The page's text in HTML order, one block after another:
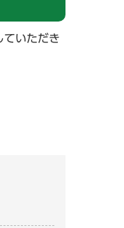
ていただき